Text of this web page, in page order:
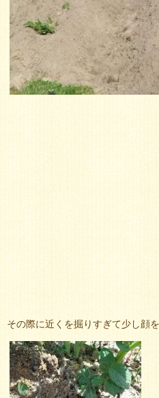
その際に近くを掘りすぎて少し顔